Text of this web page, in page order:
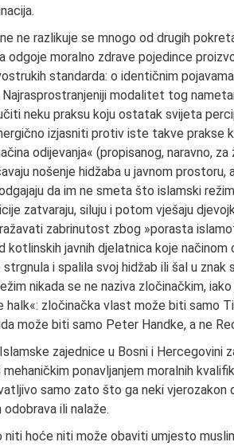
ne razlikuje se mnogo od drugih
odgoje moralno zdrave pojedince
standarda: o identičnim
modalitet tog
neku praksu koju ostatak svijeta
izjasniti protiv iste takve prakse
odijevanja« (propisanog, naravno,
nošenje hidžaba u javnom
da im ne smeta što islamski
zatvaraju, siluju i potom vješaju
zabrinutost zbog »porasta
kotlinskih javnih djelatnica koje
i spalila svoj hidžab ili šal u znak
nikada se ne naziva zločinačkim,
halk«: zločinačka vlast može biti samo
može biti samo Peter Handke, a ne
zajednice u Bosni i Hercegovini
ponavljanjem moralnih
samo zato što ga neki vjerozakon
ili nalaže.
niti hoće niti može obaviti umjesto